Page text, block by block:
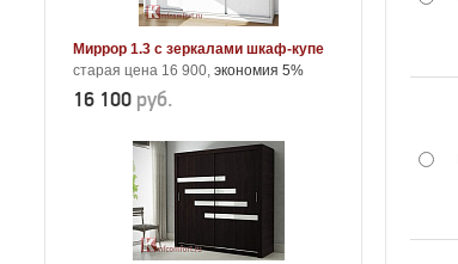
Миррор 1.3 с зеркалами шкаф-купе
старая цена 16 900, экономия 5%
16 100 руб.